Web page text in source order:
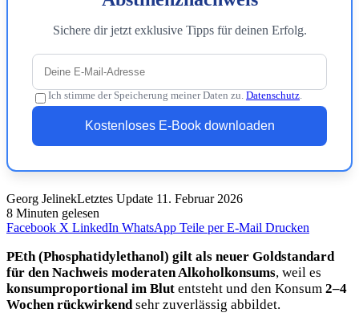
Sichere dir jetzt exklusive Tipps für deinen Erfolg.
Ich stimme der Speicherung meiner Daten zu. Datenschutz
Kostenloses E-Book downloaden
Georg JelinekLetztes Update 11. Februar 2026
8 Minuten gelesen
Facebook X LinkedIn WhatsApp Teile per E-Mail Drucken
PEth (Phosphatidylethanol) gilt als neuer Goldstandard
für den Nachweis moderaten Alkoholkonsums, weil es
konsumproportional im Blut entsteht und den Konsum 2–4
Wochen rückwirkend sehr zuverlässig abbildet.